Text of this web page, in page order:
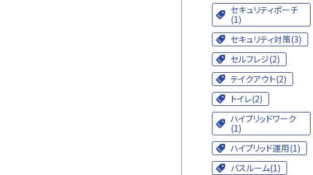
セキュリティポーチ
(1)
セキュリティ対策(3)
セルフレジ(2)
テイクアウト(2)
トイレ(2)
ハイブリッドワーク
(1)
ハイブリッド運用(1)
バスルーム(1)